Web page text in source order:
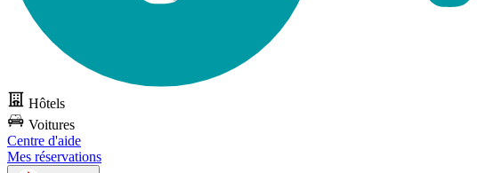
Hôtels
Voitures
Centre d'aide
Mes réservations